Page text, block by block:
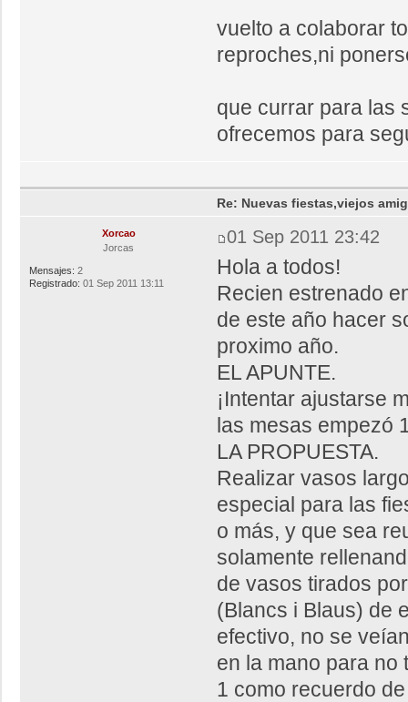
vuelto a colaborar
reproches,ni
que currar para las
ofrecemos para
Xorcao
Jorcas
Mensajes: 2
Registrado: 01 Sep 2011 13:11
Re: Nuevas fiestas,viejos
01 Sep 2011 23:42
Hola a todos!
Recien estrenado
de este año hacer
proximo año.
EL APUNTE.
¡Intentar ajustarse
las mesas empezó
LA PROPUESTA.
Realizar vasos
especial para las
o más, y que sea
solamente
de vasos tirados
(Blancs i Blaus) de
efectivo, no se
en la mano para no
1 como recuerdo